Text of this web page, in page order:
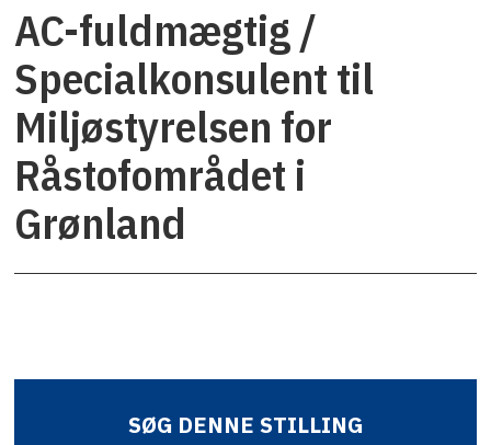
AC-fuldmægtig /
Specialkonsulent til
Miljøstyrelsen for
Råstofområdet i
Grønland
SØG DENNE STILLING